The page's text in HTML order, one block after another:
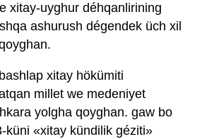
xitay-uyghur déhqanlirining
ashurush dégendek üch xil
xitay hökümiti
millet we medeniyet
yolgha qoyghan. gaw bo
küni «xitay kündilik géziti»